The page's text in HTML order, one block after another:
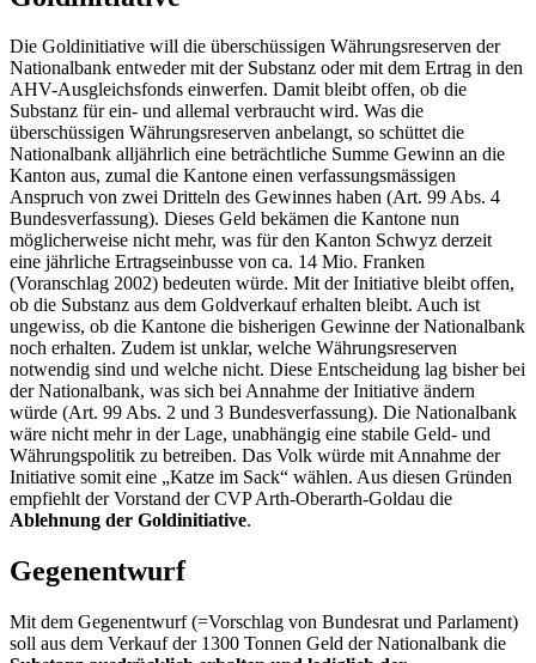
Die Goldinitiative will die überschüssigen Währungsreserven der
Nationalbank entweder mit der Substanz oder mit dem Ertrag in den
AHV-Ausgleichsfonds einwerfen. Damit bleibt offen, ob die
Substanz für ein- und allemal verbraucht wird. Was die
überschüssigen Währungsreserven anbelangt, so schüttet die
Nationalbank alljährlich eine beträchtliche Summe Gewinn an die
Kanton aus, zumal die Kantone einen verfassungsmässigen
Anspruch von zwei Dritteln des Gewinnes haben (Art. 99 Abs. 4
Bundesverfassung). Dieses Geld bekämen die Kantone nun
möglicherweise nicht mehr, was für den Kanton Schwyz derzeit
eine jährliche Ertragseinbusse von ca. 14 Mio. Franken
(Voranschlag 2002) bedeuten würde. Mit der Initiative bleibt offen,
ob die Substanz aus dem Goldverkauf erhalten bleibt. Auch ist
ungewiss, ob die Kantone die bisherigen Gewinne der Nationalbank
noch erhalten. Zudem ist unklar, welche Währungsreserven
notwendig sind und welche nicht. Diese Entscheidung lag bisher bei
der Nationalbank, was sich bei Annahme der Initiative ändern
würde (Art. 99 Abs. 2 und 3 Bundesverfassung). Die Nationalbank
wäre nicht mehr in der Lage, unabhängig eine stabile Geld- und
Währungspolitik zu betreiben. Das Volk würde mit Annahme der
Initiative somit eine „Katze im Sack“ wählen. Aus diesen Gründen
empfiehlt der Vorstand der CVP Arth-Oberarth-Goldau die
Ablehnung der Goldinitiative.
Gegenentwurf
Mit dem Gegenentwurf (=Vorschlag von Bundesrat und Parlament)
soll aus dem Verkauf der 1300 Tonnen Geld der Nationalbank die